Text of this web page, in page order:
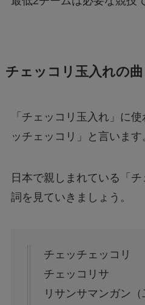
チェッコリ玉入れの曲
「チェッコリ玉入れ」に
ッチェッコリ」と言います
日本で親しまれている「
詞を見ていきましょう。
チェッチェッコリ
チェッコリサ
リサンサマンガン（